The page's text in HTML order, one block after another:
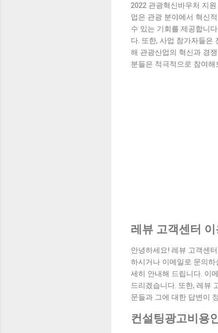
2022 관광혁신바우처 지
업은 관광 분야에서 혁신
수 있는 기회를 제공합니
다. 또한, 사업 참가자들은
해 관광산업의 혁신과 경
분들은 적극적으로 참여해
레뷰 고객센터 이
안녕하세요! 레뷰 고객센
하시거나 이메일로 문의
세히 안내해 드립니다. 이
드리겠습니다. 또한, 레뷰
문들과 그에 대한 답변이
컨설팅광고비용